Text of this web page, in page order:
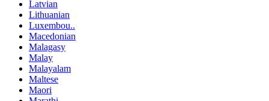
Latvian
Lithuanian
Luxembou..
Macedonian
Malagasy
Malay
Malayalam
Maltese
Maori